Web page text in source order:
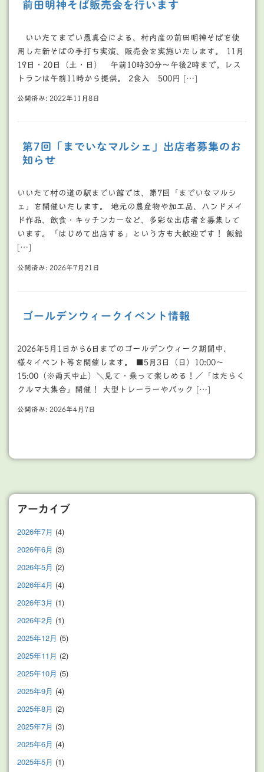
前田明神そば販売会を行います
いいたてまでい愚真会による、村内産の前田明神そばを使
用した新そばの手打ち実演、販売会を実施いたします。 11月
19日・20日（土・日） 午前10時30分～午後2時まで。レス
トランは午前11時から提供。 2食入 500円 […]
公開済み: 2022年11月8日
第7回「までいなマルシェ」出店者募集のお
知らせ
いいたて村の道の駅までい館では、第7回「までいなマルシ
ェ」を開催いたします。 地元の農産物や加工品、ハンドメイ
ド作品、飲食・キッチンカーなど、多彩な出店者を募集して
います。「はじめて出店する」という方も大歓迎です！ 飯舘
[…]
公開済み: 2026年7月21日
ゴールデンウィークイベント情報
2026年5月1日から6日までのゴールデンウィーク期間中、
様々イベント等を開催します。 ■5月3日（日）10:00〜
15:00（※雨天中止）＼見て・乗って楽しめる！／「はたらく
クルマ大集合」開催！ 大型トレーラーやバック […]
公開済み: 2026年4月7日
アーカイブ
2026年7月 (4)
2026年6月 (3)
2026年5月 (2)
2026年4月 (4)
2026年3月 (1)
2026年2月 (1)
2025年12月 (5)
2025年11月 (2)
2025年10月 (5)
2025年9月 (4)
2025年8月 (2)
2025年7月 (3)
2025年6月 (4)
2025年5月 (1)